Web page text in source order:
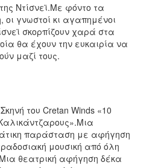
Ντίσνεϊ.Με φόντο τα
οι γνωστοί κι αγαπημένοι
σκορπίζουν χαρά στα
θα έχουν την ευκαιρία να
μαζί τους.
του Cretan Winds «10
παράσταση με αφήγηση
μουσική από όλη
θεατρική αφήγηση δέκα